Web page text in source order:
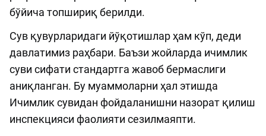
бўйича топшириқ берилди.
Сув қувурларидаги йўқотишлар ҳам кўп, деди
давлатимиз раҳбари. Баъзи жойларда ичимлик
суви сифати стандартга жавоб бермаслиги
аниқланган. Бу муаммоларни ҳал этишда
Ичимлик сувидан фойдаланишни назорат қилиш
инспекцияси фаолияти сезилмаяпти.